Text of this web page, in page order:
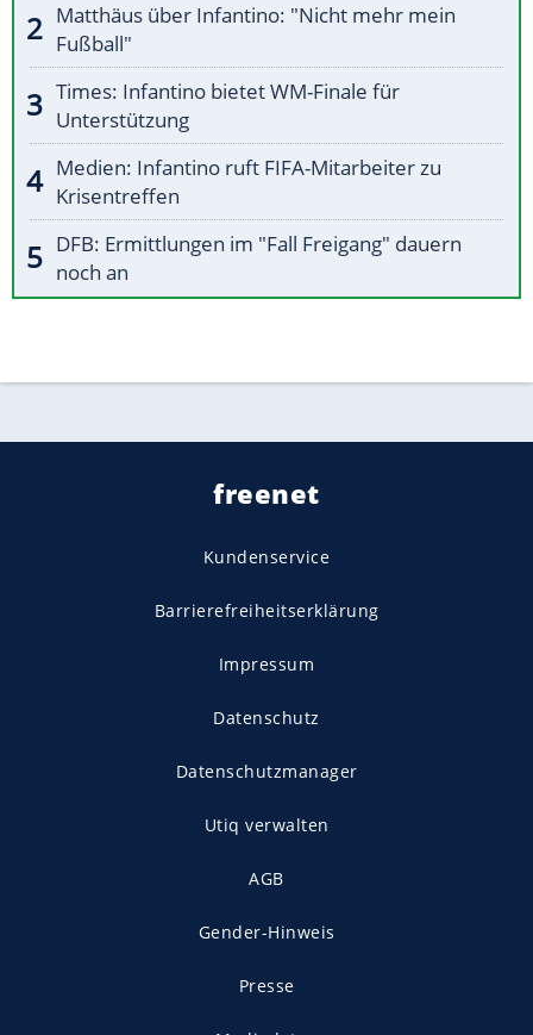
Matthäus über Infantino: "Nicht mehr mein
Fußball"
Times: Infantino bietet WM-Finale für
Unterstützung
Medien: Infantino ruft FIFA-Mitarbeiter zu
Krisentreffen
DFB: Ermittlungen im "Fall Freigang" dauern
noch an
freenet
Kundenservice
Barrierefreiheitserklärung
Impressum
Datenschutz
Datenschutzmanager
Utiq verwalten
AGB
Gender-Hinweis
Presse